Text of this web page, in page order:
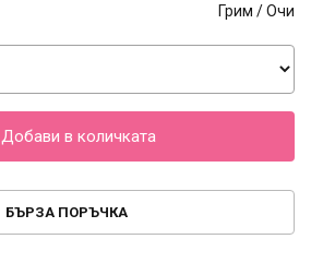
Грим / Очи
Добави в количката
БЪРЗА ПОРЪЧКА